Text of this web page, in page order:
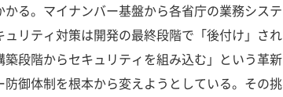
る。マイナンバー基盤から各省庁の業務システ
リティ対策は開発の最終段階で「後付け」され
段階からセキュリティを組み込む」という革新
御体制を根本から変えようとしている。その挑